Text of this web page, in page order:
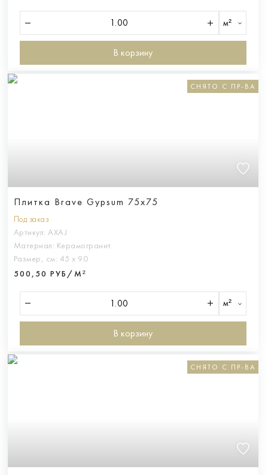
м²
В корзину
СНЯТО С ПР-ВА
Плитка Brave Gypsum 75x75
Под заказ
Артикул: AXAJ
Материал: Керамогранит
Размер, см: 45 х 90
500,50 РУБ/М²
м²
В корзину
СНЯТО С ПР-ВА